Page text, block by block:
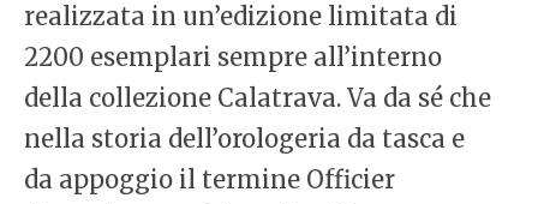
realizzata in un’edizione limitata di
2200 esemplari sempre all’interno
della collezione Calatrava. Va da sé che
nella storia dell’orologeria da tasca e
da appoggio il termine Officier